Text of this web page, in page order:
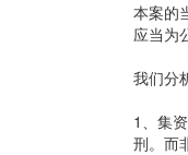
本案的
应当为
我们分
1、集
刑。而